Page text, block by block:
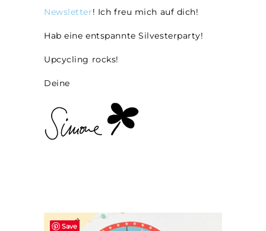
Newsletter! Ich freu mich auf dich!
Hab eine entspannte Silvesterparty!
Upcycling rocks!
Deine
Save